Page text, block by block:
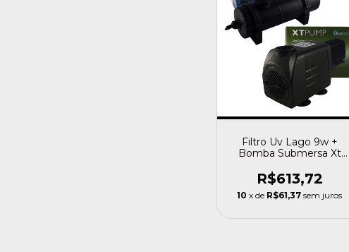
Filtro Uv Lago 9w +
Bomba Submersa Xt
R$613,72
10 x de R$61,37 sem juros